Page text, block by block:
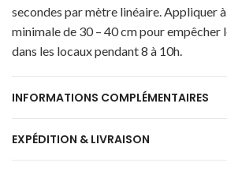
secondes par mètre linéaire. Appliquer
minimale de 30 – 40 cm pour empêcher
dans les locaux pendant 8 à 10h.
INFORMATIONS COMPLÉMENTAIRES
EXPÉDITION & LIVRAISON